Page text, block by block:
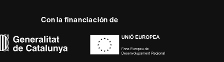
Con la financiación de